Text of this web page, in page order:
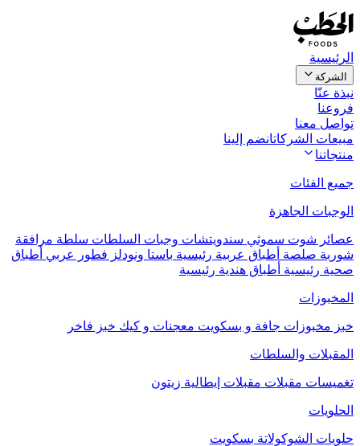
الرئيسية
الشركة
نبذة عنّا
فروعنا
تواصل معنا
مبيعات الشركاتانضم إلينا
منتجاتنا
جميع الفئات
الوجبات الجاهزة
عصائر شوت سموثي سندويتشات وجبات السلطات سلطة مرافقة
شوربة صلصة أطباق عربية رئيسية باستا ونودلز فطور عربي أطباق
صحية رئيسية أطباق هندية رئيسية
المخبوزات
خبز مخبوزات جافة و بسكويت معجنات و كيك خبز فاخر
المقبلات والسلطات
تغميسات مقبلات مقبلات إيطالية زيتون
الحلويات
حلويات الشوكولاتة بسكويت